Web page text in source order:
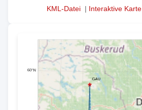
KML-Datei| Interaktive Karte